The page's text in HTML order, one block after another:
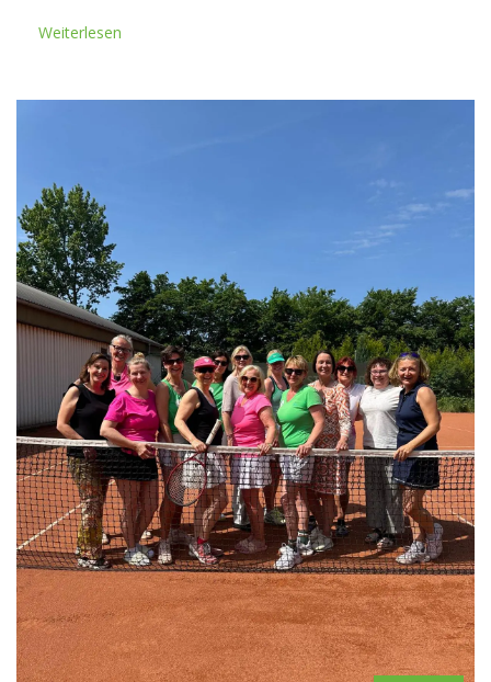
Weiterlesen